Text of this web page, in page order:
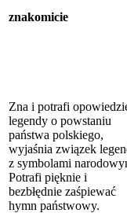
znakomicie
Zna i potrafi
legendy o powstaniu
państwa polskiego,
wyjaśnia związek
z symbolami
Potrafi pięknie i
bezbłędnie zaśpiewać
hymn państwowy.